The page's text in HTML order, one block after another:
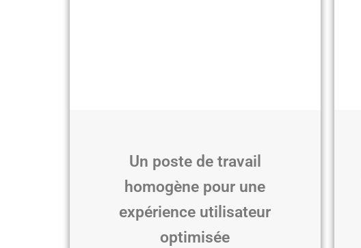
Un poste de travail
homogène pour une
expérience utilisateur
optimisée